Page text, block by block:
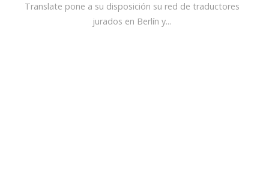
Translate pone a su disposición su red de traductores
jurados en Berlín y...